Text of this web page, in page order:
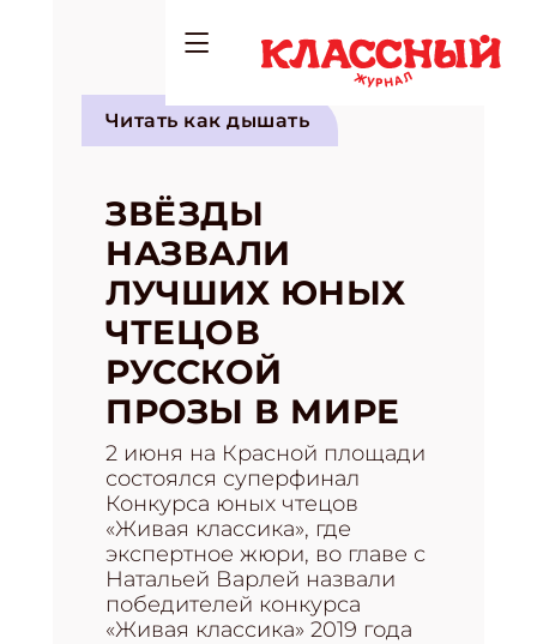
Читать как дышать
ЗВЁЗДЫ
НАЗВАЛИ
ЛУЧШИХ ЮНЫХ
ЧТЕЦОВ
РУССКОЙ
ПРОЗЫ В МИРЕ
2 июня на Красной площади
состоялся суперфинал
Конкурса юных чтецов
«Живая классика», где
экспертное жюри, во главе с
Натальей Варлей назвали
победителей конкурса
«Живая классика» 2019 года